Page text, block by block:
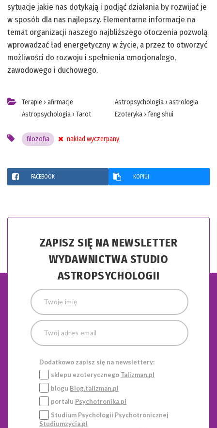
sytuacje jakie nas dotykają i podjąć działania by rozwijać je
w sposób dla nas najlepszy. Elementarne informacje na
temat organizacji naszego najbliższego otoczenia pozwolą
wprowadzać ład energetyczny w życie, a przez to otworzyć
możliwości do rozwoju i spełnienia emocjonalego,
zawodowego i duchowego.
Terapie › afirmacje
Astropsychologia › Tarot
Astropsychologia › astrologia
Ezoteryka › feng shui
filozofia nakład wyczerpany
FACEBOOK KOPIUJ
ZAPISZ SIĘ NA NEWSLETTER
WYDAWNICTWA STUDIO
ASTROPSYCHOLOGII
Dodatkowo zapisz się na newslettery:
sklepu ezoterycznego Talizman.pl
blogu Blog.talizman.pl
portalu Psychotronika.pl
Studium Psychologii Psychotronicznej
Studiumzycia.pl